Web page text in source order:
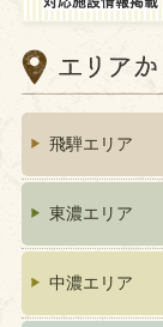
飛騨エリア
東濃エリア
中濃エリア